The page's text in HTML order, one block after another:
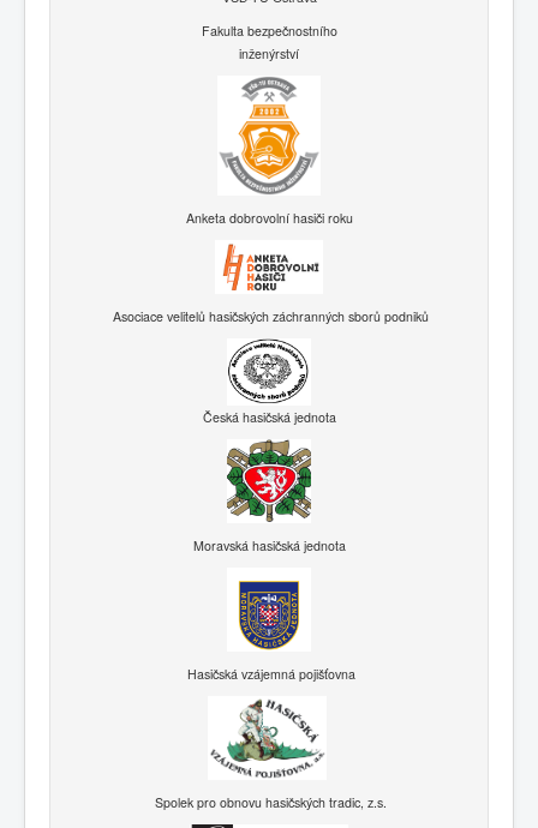
Fakulta bezpečnostního
inženýrství
Anketa dobrovolní hasiči roku
Asociace velitelů hasičských záchranných sborů podniků
Česká hasičská jednota
Moravská hasičská jednota
Hasičská vzájemná pojišťovna
Spolek pro obnovu hasičských tradic, z.s.